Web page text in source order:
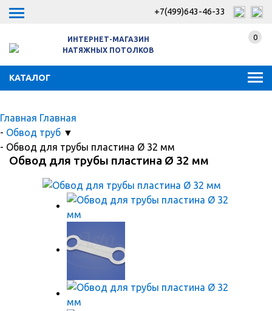
+7(499)643-46-33
ИНТЕРНЕТ-МАГАЗИН
НАТЯЖНЫХ ПОТОЛКОВ
КАТАЛОГ
0
Главная Главная
- Обвод труб ▼
- Обвод для трубы пластина Ø 32 мм
Обвод для трубы пластина Ø 32 мм